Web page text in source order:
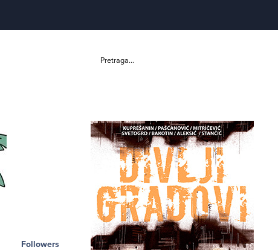
Pretraga...
Followers